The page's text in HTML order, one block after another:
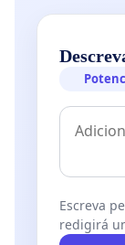
Escreva
redigirá